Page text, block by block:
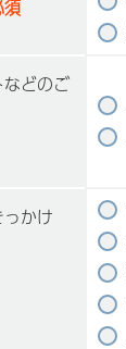
どのご
かけ